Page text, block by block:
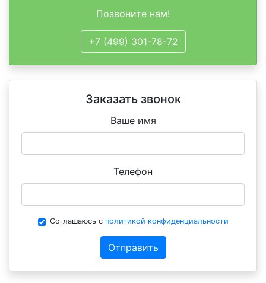
Позвоните нам!
+7 (499) 301-78-72
Заказать звонок
Ваше имя
Телефон
Соглашаюсь с политикой конфиденциальности
Отправить